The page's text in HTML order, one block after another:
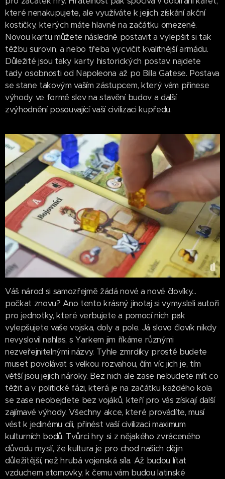
které nenakupujete, ale využíváte k jejich získání akční
kostičky, kterých máte hlavně na začátku omezeně.
Novou kartu můžete následně postavit a vylepšit si tak
těžbu surovin, a nebo třeba vycvičit kvalitnější armádu.
Důležité jsou taky karty historických postav, najdete
tady osobnosti od Napoleona až po Billa Gatese. Postava
se stane takovým vaším zástupcem, který vám přinese
výhody ve formě slev na stavění budov a další
zvýhodnění posouvající vaší civilizaci kupředu.
Váš národ si samozřejmě žádá nové a nové človíky...
počkat znovu? Ano tento krásný jinotaj si vymysleli autoři
pro jednotky, které verbujete a pomocí nich pak
vylepšujete vaše vojska, doly a pole. Já slovo človík nikdy
nevyslovil nahlas, s Yarkem jim říkáme různými
nezveřejnitelnými názvy. Tyhle zmrdíky prostě budete
muset povolávat s velkou rozvahou, čím víc jich je, tím
větší jsou jejich nároky. Bez nich ale zase nebudete mít co
těžit a v politické fázi, která je na začátku každého kola
se zase neobejdete bez vojáků, kteří pro vás získají další
zajímavé výhody. Všechny akce, které provádíte, musí
vést k jedinému cíli, přinést vaší civilizaci maximum
kulturních bodů. Tvůrci hry si z nějakého zvráceného
důvodu myslí, že kultura je pro chod našich dějin
důležitější, než hrubá vojenská síla. Až budou lítat
vzduchem atomovky, k čemu vám budou latinské